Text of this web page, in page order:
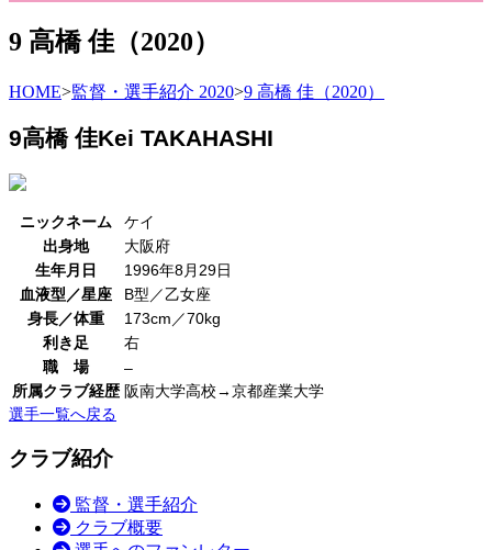
9 高橋 佳（2020）
HOME>監督・選手紹介 2020>9 高橋 佳（2020）
9高橋 佳Kei TAKAHASHI
ニックネーム
ケイ
出身地
大阪府
生年月日
1996年8月29日
血液型／星座
B型／乙女座
身長／体重
173cm／70kg
利き足
右
職 場
–
所属クラブ経歴 阪南大学高校→京都産業大学
選手一覧へ戻る
クラブ紹介
監督・選手紹介
クラブ概要